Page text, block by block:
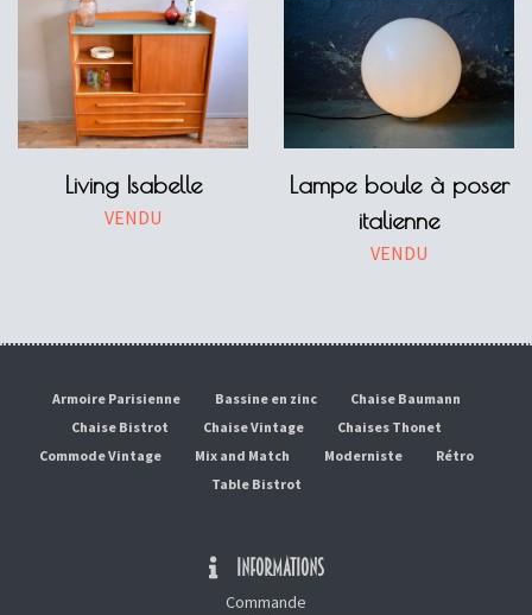
Living Isabelle
VENDU
Lampe boule à poser
italienne
VENDU
Armoire Parisienne Bassine en zinc
Chaise Baumann
Chaise Bistrot
Chaise Vintage
Chaises Thonet
Commode Vintage
Mix and Match Moderniste
Rétro
Table Bistrot
INFORMATIONS
Commande